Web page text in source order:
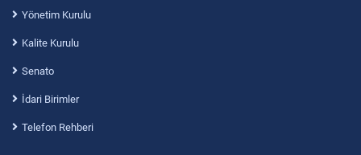
Yönetim Kurulu
Kalite Kurulu
Senato
İdari Birimler
Telefon Rehberi